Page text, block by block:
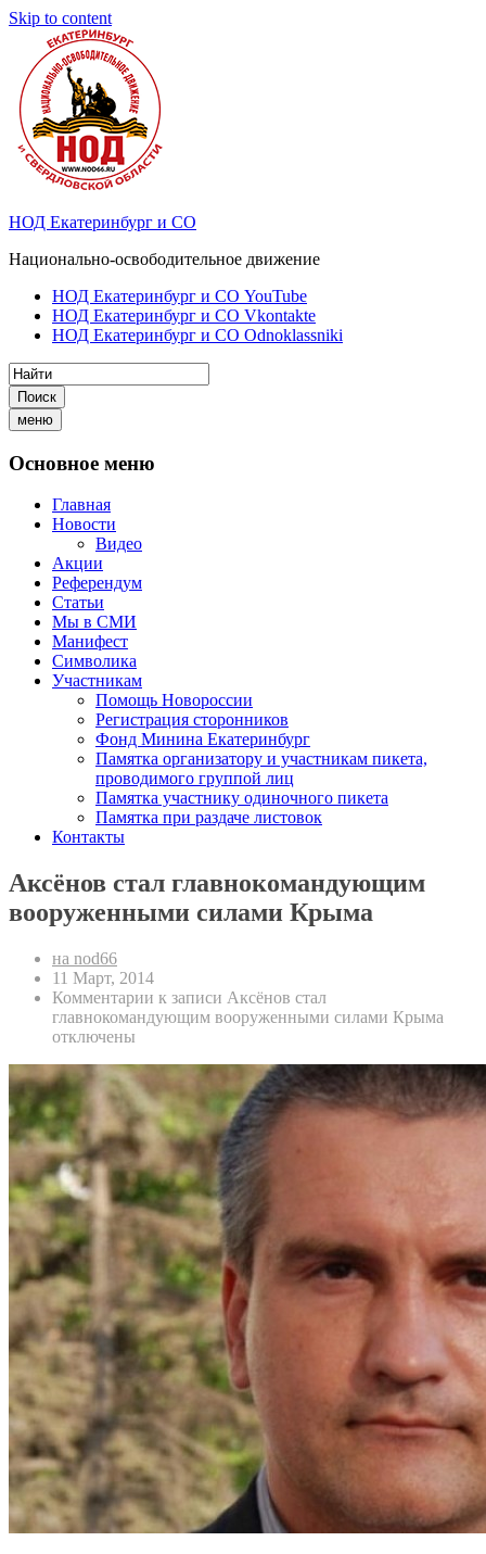
Skip to content
НОД Екатеринбург и СО
Национально-освободительное движение
НОД Екатеринбург и СО YouTube
НОД Екатеринбург и СО Vkontakte
НОД Екатеринбург и СО Odnoklassniki
Поиск
меню
Основное меню
Главная
Новости
Видео
Акции
Референдум
Статьи
Мы в СМИ
Манифест
Символика
Участникам
Помощь Новороссии
Регистрация сторонников
Фонд Минина Екатеринбург
Памятка организатору и участникам пикета,
проводимого группой лиц
Памятка участнику одиночного пикета
Памятка при раздаче листовок
Контакты
Аксёнов стал главнокомандующим
вооруженными силами Крыма
на nod66
11 Март, 2014
Комментарии к записи Аксёнов стал
главнокомандующим вооруженными силами Крыма
отключены